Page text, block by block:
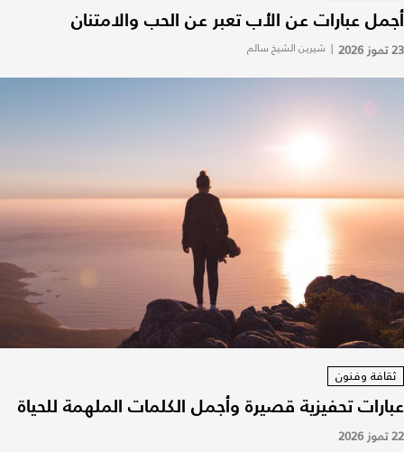
أجمل عبارات عن الأب تعبر عن الحب والامتنان
23 تموز 2026 | شيرين الشيخ سالم
ثقافة وفنون
عبارات تحفيزية قصيرة وأجمل الكلمات الملهمة للحياة
22 تموز 2026